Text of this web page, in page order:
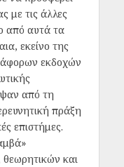
με τις άλλες
από αυτά τα
εκείνο της
εκδοχών
από τη
πράξη
επιστήμες.
θεωρητικών και